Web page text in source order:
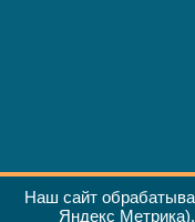
Наш сайт
Яндекс Метрика